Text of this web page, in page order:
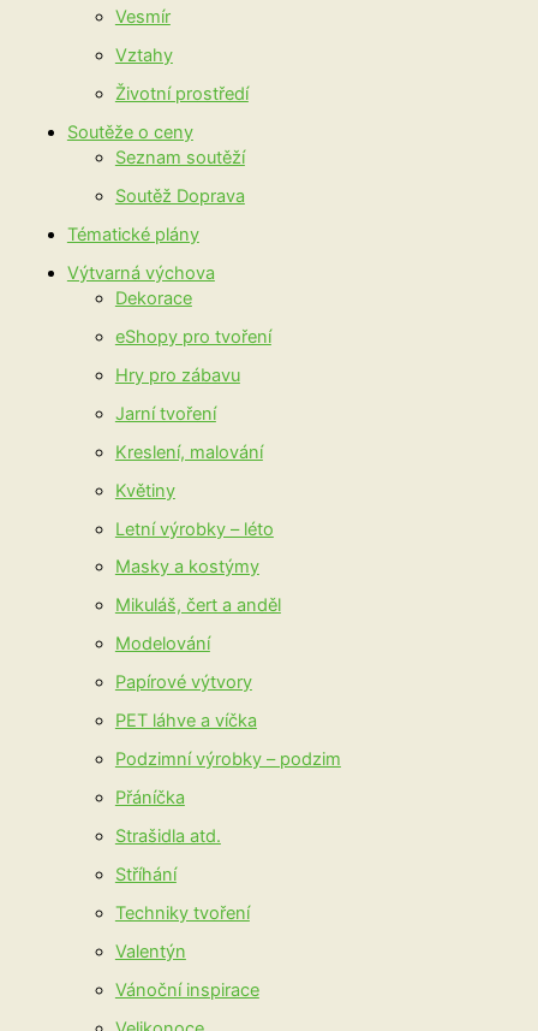
Vesmír
Vztahy
Životní prostředí
Soutěže o ceny
Seznam soutěží
Soutěž Doprava
Tématické plány
Výtvarná výchova
Dekorace
eShopy pro tvoření
Hry pro zábavu
Jarní tvoření
Kreslení, malování
Květiny
Letní výrobky – léto
Masky a kostýmy
Mikuláš, čert a anděl
Modelování
Papírové výtvory
PET láhve a víčka
Podzimní výrobky – podzim
Přáníčka
Strašidla atd.
Stříhání
Techniky tvoření
Valentýn
Vánoční inspirace